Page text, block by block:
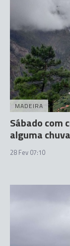
MADEIRA
Sábado com
alguma
28 Fev 07:10